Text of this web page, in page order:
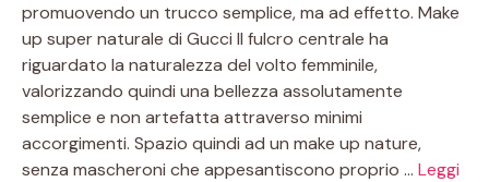
promuovendo un trucco semplice, ma ad effetto. Make
up super naturale di Gucci Il fulcro centrale ha
riguardato la naturalezza del volto femminile,
valorizzando quindi una bellezza assolutamente
semplice e non artefatta attraverso minimi
accorgimenti. Spazio quindi ad un make up nature,
senza mascheroni che appesantiscono proprio … Leggi